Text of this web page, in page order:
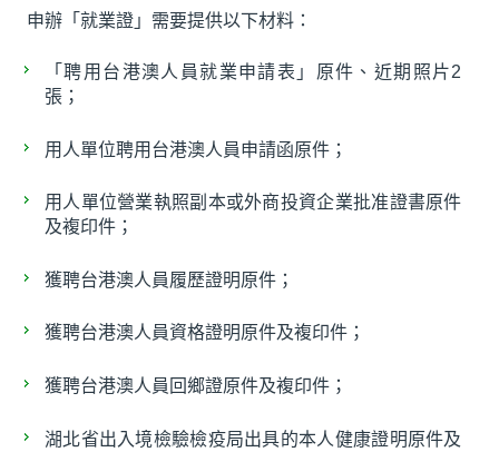
申辦「就業證」需要提供以下材料：
「聘用台港澳人員就業申請表」原件、近期照片2
張；
用人單位聘用台港澳人員申請函原件；
用人單位營業執照副本或外商投資企業批准證書原件
及複印件；
獲聘台港澳人員履歷證明原件；
獲聘台港澳人員資格證明原件及複印件；
獲聘台港澳人員回鄉證原件及複印件；
湖北省出入境檢驗檢疫局出具的本人健康證明原件及